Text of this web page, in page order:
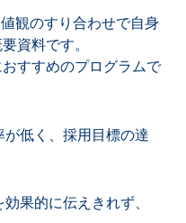
観のすり合わせで自身
資料です。
すすめのプログラムで
低く、採用目標の達
果的に伝えきれず、